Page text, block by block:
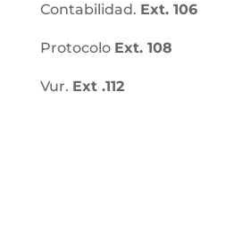
Contabilidad. Ext. 106
Protocolo Ext. 108
Vur. Ext .112